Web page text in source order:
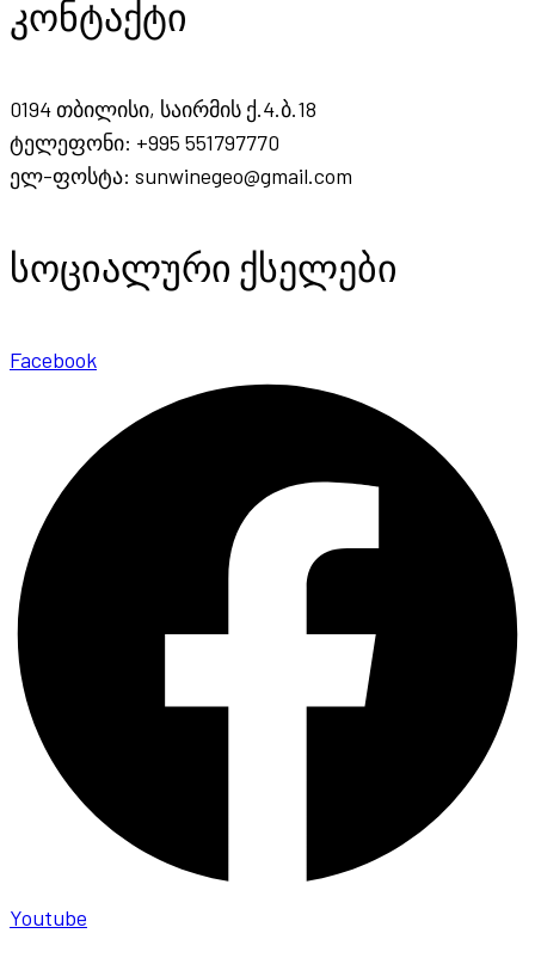
კონტაქტი
0194 თბილისი, საირმის ქ.4.ბ.18
ტელეფონი: +995 551797770
ელ-ფოსტა: sunwinegeo@gmail.com
სოციალური ქსელები
Facebook
Youtube